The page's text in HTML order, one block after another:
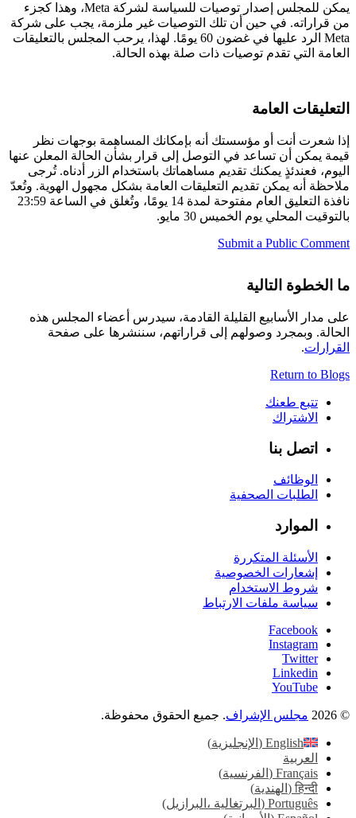
يمكن للمجلس إصدار توصيات للسياسة لشركة Meta، وهذا كجزء
من قراراته. في حين أن تلك التوصيات غير ملزمة، يجب على شركة
Meta الرد عليها في غضون 60 يومًا. لهذا، يرحب المجلس بالتعليقات
العامة التي تقدم توصيات ذات صلة بهذه الحالة.
التعليقات العامة
إذا شعرت أنت أو مؤسستك أنه بإمكانك المساهمة بوجهات نظر
قيمة يمكن أن تساعد في التوصل إلى قرار بشأن الحالة المعلن عنها
اليوم، فعندئذٍ يمكنك تقديم مساهماتك باستخدام الزر أدناه. تُرجى
ملاحظة أنه يمكن تقديم التعليقات العامة بشكل مجهول الهوية. وتُعدّ
نافذة التعليق العام مفتوحة لمدة 14 يومًا، وتُغلق في الساعة 23:59
بالتوقيت المحلي يوم الخميس 30 مايو.
Submit a Public Comment
ما الخطوة التالية
على مدار الأسابيع القليلة القادمة، سيدرس أعضاء المجلس هذه
الحالة. وبمجرد وصولهم إلى قراراتهم، سننشرها على صفحة
القرارات.
Return to Blogs
تتبع طعنك
الاشتراك
اتصل بنا
الوظائف
الطلبات الصحفية
الموارد
الأسئلة المتكررة
إشعارات الخصوصية
شروط الاستخدام
سياسة ملفات الارتباط
Facebook
Instagram
Twitter
Linkedin
YouTube
© 2026 مجلس الإشراف. جميع الحقوق محفوظة.
English
( الإنجليزية)
العربية
Français
( الفرنسية)
हिन्दी
( الهندية)
Português
( البرتغالية ،البرازيل)